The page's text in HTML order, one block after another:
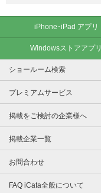
iPhone･iPad アプリ
Windowsストアアプリ
ショールーム検索
プレミアムサービス
掲載をご検討の企業様へ
掲載企業一覧
お問合わせ
FAQ iCata全般について